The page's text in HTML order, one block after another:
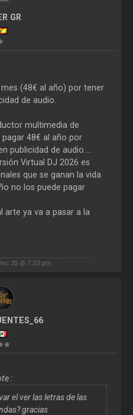
GR
(48€ al año) por tener
de audio.
multimedia de
48€ al año por
publicidad de audio....
Virtual DJ 2026 es
que se ganan la vida
no los puede pagar
arte ya va a pasar a la
25 @ 7:03 pm
:
el ver las letras de las
gracias